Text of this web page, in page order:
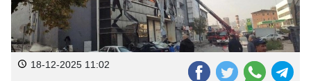
18-12-2025 11:02